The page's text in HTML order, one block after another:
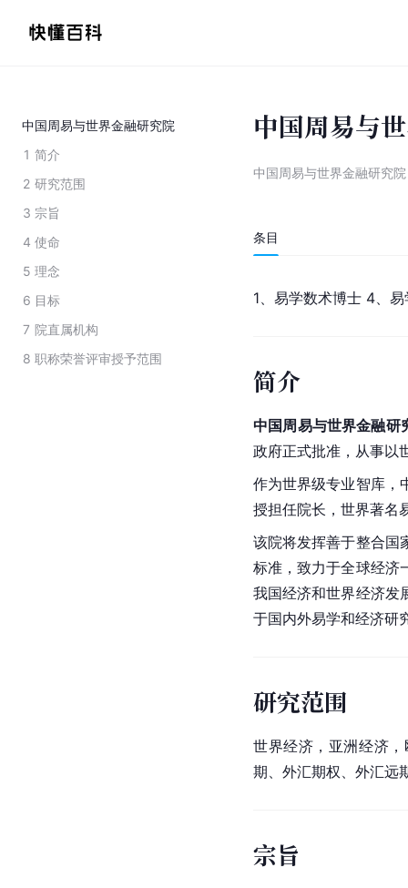
中国周易与世界金融研究院
1 简介
2 研究范围
3 宗旨
4 使命
5 理念
6 目标
7 院直属机构
8 职称荣誉评审授予范围
中国周易与
中国周易与世界金融研究院
条目
1、易学数术博士 4、
简介
中国周易与世界金融研
政府正式批准，从事以
作为世界级专业智库，
授担任院长，世界著名
该院将发挥善于整合国
标准，致力于全球经济
我国经济和世界经济发
于国内外易学和经济研
研究范围
世界经济，亚洲经济
期、外汇期权、外汇远
宗旨